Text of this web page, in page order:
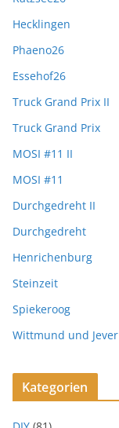
Hecklingen
Phaeno26
Essehof26
Truck Grand Prix II
Truck Grand Prix
MOSI #11 II
MOSI #11
Durchgedreht II
Durchgedreht
Henrichenburg
Steinzeit
Spiekeroog
Wittmund und Jever
Kategorien